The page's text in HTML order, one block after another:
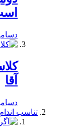
دسامبر 19,
آقا
دسامبر 19,
تناسب اندام